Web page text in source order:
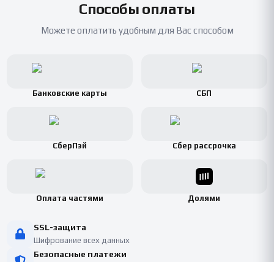
Способы оплаты
Можете оплатить удобным для Вас способом
Банковские карты СБП
СберПэй Сбер рассрочка
Оплата частями Долями
SSL-защита
Шифрование всех данных
Безопасные платежи